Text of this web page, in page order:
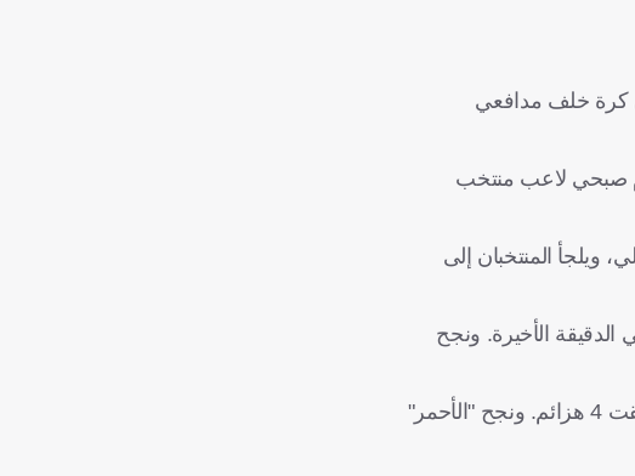
في الدقيقة 25 عندما مرر أحمد الخميسي كرة خلف مدافعي
لتسديدة عصام صبحي لاعب منتخب
ويلجأ المنتخبان إلى
الأخيرة. ونجح
وفي آخر 6 مباريات لعُمان، حقق المنتخب فوزين مقابل تعادلين وخسارتين، بينما حققت الصومال فوزًا واحدًا وتعادلًا، وتلقت 4 هزائم. ونجح "الأحمر"